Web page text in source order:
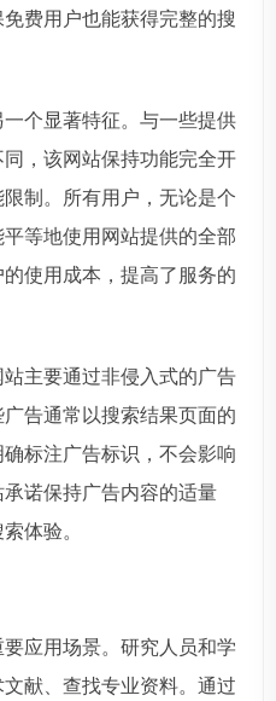
费用户也能获得完整的搜
个显著特征。与一些提供
，该网站保持功能完全开
制。所有用户，无论是个
等地使用网站提供的全部
使用成本，提高了服务的
主要通过非侵入式的广告
告通常以搜索结果页面的
标注广告标识，不会影响
诺保持广告内容的适量
体验。
应用场景。研究人员和学
献、查找专业资料。通过